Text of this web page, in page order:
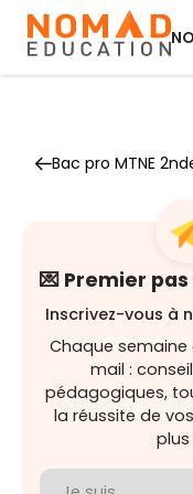
Bac pro MTNE
💌 Premier
Inscrivez-vous à
Chaque
mail :
pédagogiques,
la réussite de
plus